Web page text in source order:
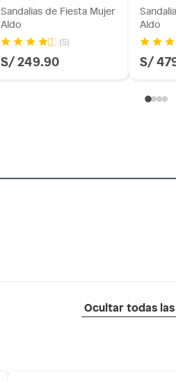
Sandalias de Fiesta Mujer
Aldo
(5)
S/ 249.90
Aldo
S/
Ocultar todas